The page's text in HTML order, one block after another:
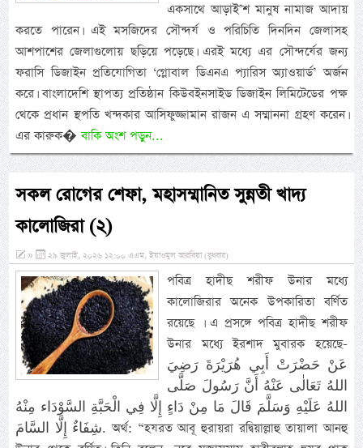
একসাথে আড়াই’শ মানুষ নামাজ আদায়
করতে পারেন। এই মসজিদের সৌন্দর্য ও পরিচিতি দিনদিন জেলাসহ
আশপাশের জেলাগুলোয় ছড়িয়ে পড়েছে। এরই মধ্যে এর সৌন্দর্যের জন্য
ফরাসি ডিজাইন প্রতিযোগিতা ‘গ্লোবাল ডিএনএ প্যারিস অ্যাওয়ার্ড’ অর্জন
করে। বাংলাদেশি স্থাপত্য প্রতিষ্ঠান কিউবইনসাইড ডিজাইন লিমিটেডের পক্ষ
থেকে প্রধান স্থপতি খন্দকার আসিফুজ্জামান রাজন এ সম্মাননা গ্রহণ করেন।
এর কারুক�বাকি অংশ পড়ুন...
সকল রোগের শেফা, মহাসম্মানিত সুন্নতী খাদ্য
কালোজিরা (২)
» ২৯ জুলাই, ২০২৬ ১২:০০ এএম, ইয়াওমুল আরবিয়া (বুধবার)
পবিত্র হাদীছ শরীফ উনার মধ্যে
কালোজিরার অনেক উপকারিতা বর্ণিত
রয়েছে । এ প্রসঙ্গে পবিত্র হাদীছ শরীফ
উনার মধ্যে ইরশাদ মুবারক হয়েছে-
عَنْ حَضْرَتْ أَبِي هُرَيْرَةَ رَضِيَ
اللهُ تَعَالٰى عَنْهُ أَنَّ رَسُولَ صَلَّى
اللهُ عَلَيْهِ وَسَلَّمَ قَالَ مَا مِنْ دَاءٍ إِلَّا فِي الْحَبَّةِ السَّوْدَاء مِنْهُ
شِفَاءٌ إِلَّا السَّامَ. অর্থ: “হযরত আবূ হুরায়রা রদ্বিয়াল্লাহু তায়ালা আনহু